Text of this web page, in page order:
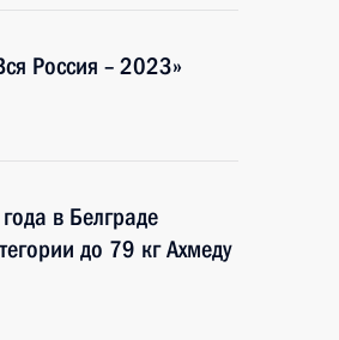
Россия – 2023»
в Белграде
до 79 кг Ахмеду